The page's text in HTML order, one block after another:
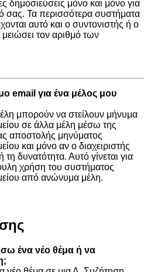
δημοσιεύσεις μόνο και μόνο για
σας. Τα περισσότερα συστήματα
αυτό και ο συντονιστής ή ο
τον αριθμό των
email για ένα μέλος μου
μπορούν να στείλουν μήνυμα
σε άλλα μέλη μέσω της
αποστολής μηνύματος
και μόνο αν ο διαχειριστής
τη δυνατότητα. Αυτό γίνεται για
χρήση του συστήματος
από ανώνυμα μέλη.
ένα νέο θέμα ή να